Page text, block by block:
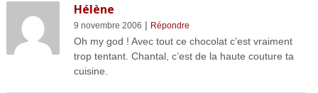
Hélène
9 novembre 2006 | Répondre
Oh my god ! Avec tout ce chocolat c’est vraiment
trop tentant. Chantal, c’est de la haute couture ta
cuisine.